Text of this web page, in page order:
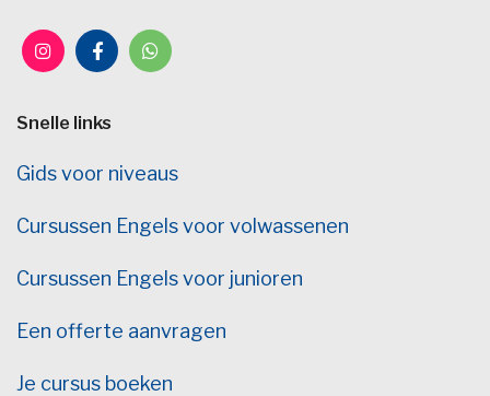
Snelle links
Gids voor niveaus
Cursussen Engels voor volwassenen
Cursussen Engels voor junioren
Een offerte aanvragen
Je cursus boeken